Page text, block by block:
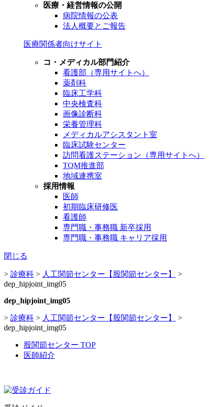
医療・経営情報の公開
病院情報の公表
法人概要とご報告
医療関係者向けサイト
コ・メディカル部門紹介
看護部（専用サイトへ）
薬剤科
臨床工学科
中央検査科
画像診断科
栄養管理科
メディカルアシスタント室
臨床試験センター
訪問看護ステーション（専用サイトへ）
TQM推進部
地域連携室
採用情報
医師
初期臨床研修医
看護師
専門職・事務職 新卒採用
専門職・事務職 キャリア採用
閉じる
> 診療科 > 人工関節センター【股関節センター】
>
dep_hipjoint_img05
dep_hipjoint_img05
> 診療科 > 人工関節センター【股関節センター】
>
dep_hipjoint_img05
股関節センター TOP
医師紹介